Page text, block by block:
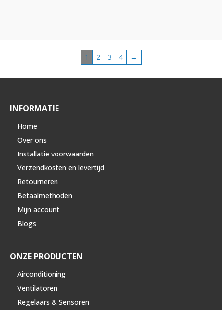
1 2 3 4 →
INFORMATIE
Home
Over ons
Installatie voorwaarden
Verzendkosten en levertijd
Retourneren
Betaalmethoden
Mijn account
Blogs
ONZE PRODUCTEN
Airconditioning
Ventilatoren
Regelaars & Sensoren